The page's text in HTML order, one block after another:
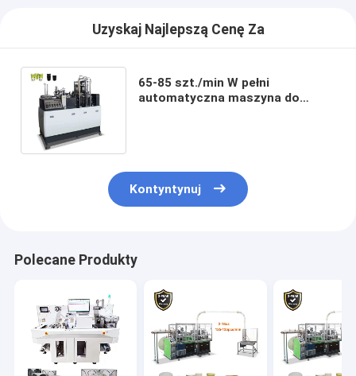
Uzyskaj Najlepszą Cenę Za
65-85 szt./min W pełni
automatyczna maszyna do
Kontyntynuj
Polecane Produkty